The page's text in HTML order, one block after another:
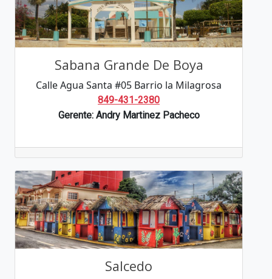
Sabana Grande De Boya
Calle Agua Santa #05 Barrio la Milagrosa
849-431-2380
Gerente: Andry Martinez Pacheco
Salcedo